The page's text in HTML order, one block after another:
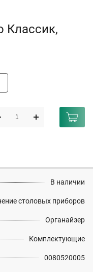
Классик,
В наличии
столовых приборов
Органайзер
Комплектующие
0080520005